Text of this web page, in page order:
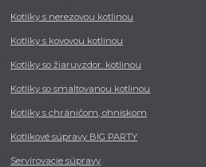
Kotlíky s nerezovou kotlinou
Kotlíky s kovovou kotlinou
Kotlíky so žiaruvzdor. kotlinou
Kotlíky so smaltovanou kotlinou
Kotlíky s chráničom, ohniskom
Kotlíkové súpravy BIG PARTY
Servírovacie súpravy